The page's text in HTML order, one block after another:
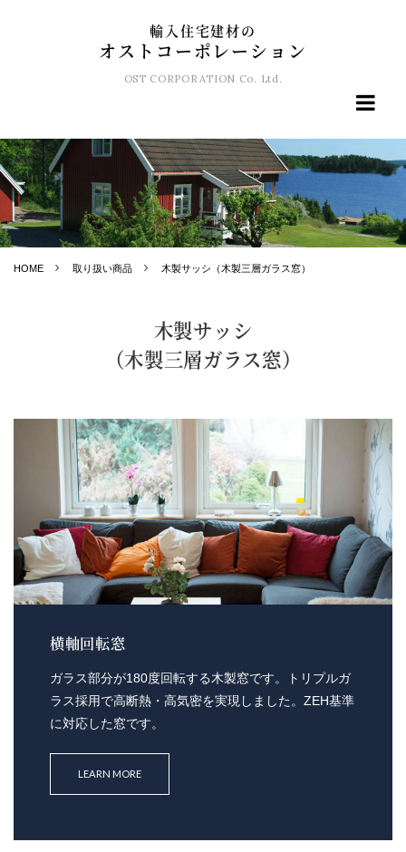
輸入住宅建材の
オストコーポレーション
OST CORPORATION Co. Ltd.
HOME 取り扱い商品 木製サッシ（木製三層ガラス窓）
木製サッシ
（木製三層ガラス窓）
横軸回転窓
ガラス部分が180度回転する木製窓です。トリプルガ
ラス採用で高断熱・高気密を実現しました。ZEH基準
に対応した窓です。
LEARN MORE